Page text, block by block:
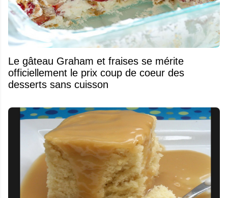
Le gâteau Graham et fraises se mérite
officiellement le prix coup de coeur des
desserts sans cuisson